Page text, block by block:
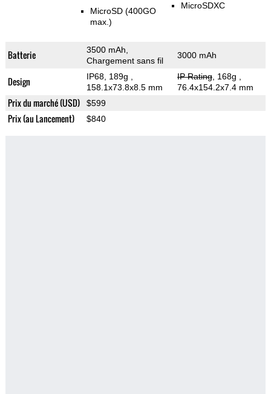
MicroSD (400GO
max.)
MicroSDXC
Batterie
3500 mAh,
Chargement sans fil
3000 mAh
Design IP68, 189g
158.1x73.8x8.5 mm
IP Rating, 168g
76.4x154.2x7.4 mm
Prix du marché (USD) $599
Prix (au Lancement) $840